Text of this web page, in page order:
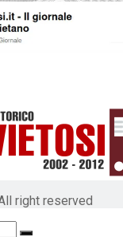
right reserved